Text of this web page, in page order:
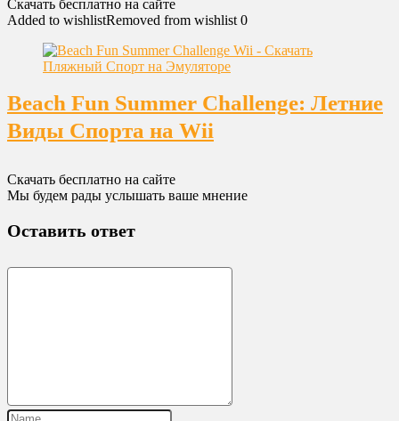
Скачать бесплатно на сайте
Added to wishlistRemoved from wishlist 0
Beach Fun Summer Challenge: Летние
Виды Спорта на Wii
Скачать бесплатно на сайте
Мы будем рады услышать ваше мнение
Оставить ответ